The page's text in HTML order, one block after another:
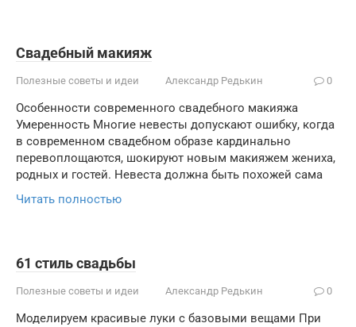
Свадебный макияж
Полезные советы и идеи Александр Редькин 0
Особенности современного свадебного макияжа
Умеренность Многие невесты допускают ошибку, когда
в современном свадебном образе кардинально
перевоплощаются, шокируют новым макияжем жениха,
родных и гостей. Невеста должна быть похожей сама
Читать полностью
61 стиль свадьбы
Полезные советы и идеи Александр Редькин 0
Моделируем красивые луки с базовыми вещами При